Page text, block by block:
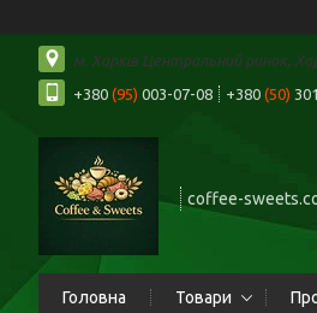
м. Харків Центральний ринок,
+380 (95) 003-07-08 +380 (50)
coffee-
Головна Товари